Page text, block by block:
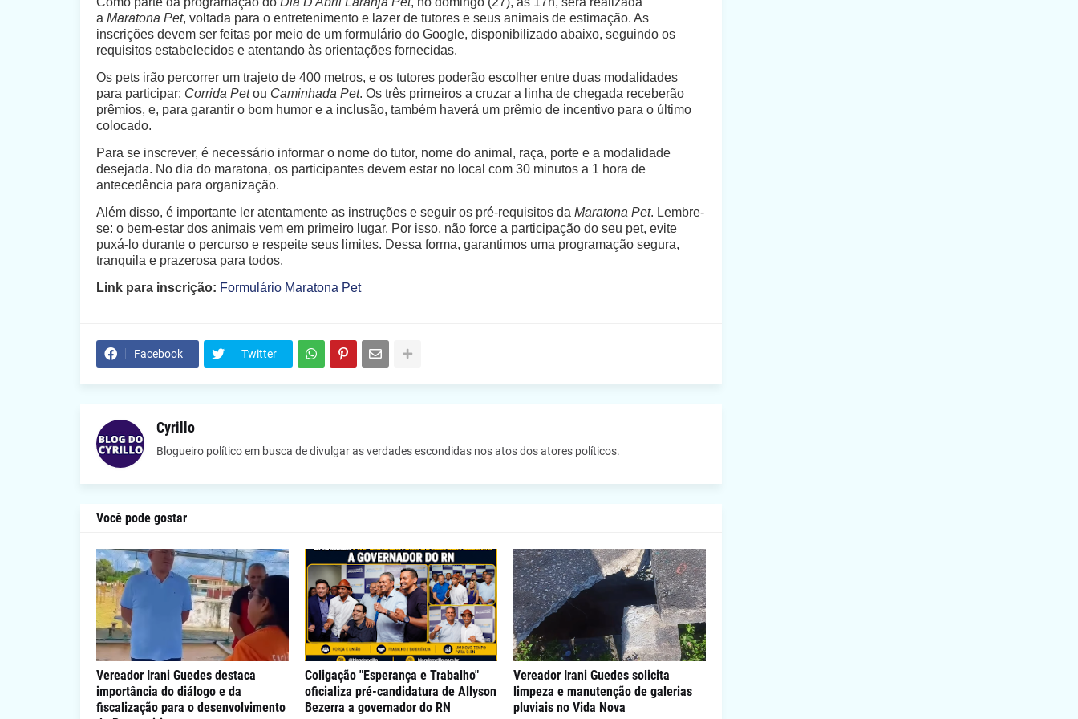
a Maratona Pet, voltada para o entretenimento e lazer de tutores e seus animais de estimação. As
inscrições devem ser feitas por meio de um formulário do Google, disponibilizado abaixo, seguindo os
requisitos estabelecidos e atentando às orientações fornecidas.
Os pets irão percorrer um trajeto de 400 metros, e os tutores poderão escolher entre duas modalidades
para participar: Corrida Petou Caminhada Pet. Os três primeiros a cruzar a linha de chegada receberão
prêmios, e, para garantir o bom humor e a inclusão, também haverá um prêmio de incentivo para o último
colocado.
Para se inscrever, é necessário informar o nome do tutor, nome do animal, raça, porte e a modalidade
desejada. No dia do maratona, os participantes devem estar no local com 30 minutos a 1 hora de
antecedência para organização.
Além disso, é importante ler atentamente as instruções e seguir os pré-requisitos da Maratona Pet. Lembre-
se: o bem-estar dos animais vem em primeiro lugar. Por isso, não force a participação do seu pet, evite
puxá-lo durante o percurso e respeite seus limites. Dessa forma, garantimos uma programação segura,
tranquila e prazerosa para todos.
Link para inscrição: Formulário Maratona Pet
Facebook Twitter
Cyrillo
Blogueiro político em busca de divulgar as verdades escondidas nos atos dos atores políticos.
Você pode gostar
Vereador Irani Guedes destaca
importância do diálogo e da
fiscalização para o desenvolvimento
Coligação "Esperança e Trabalho"
oficializa pré-candidatura de Allyson
Bezerra a governador do RN
Vereador Irani Guedes solicita
limpeza e manutenção de galerias
pluviais no Vida Nova